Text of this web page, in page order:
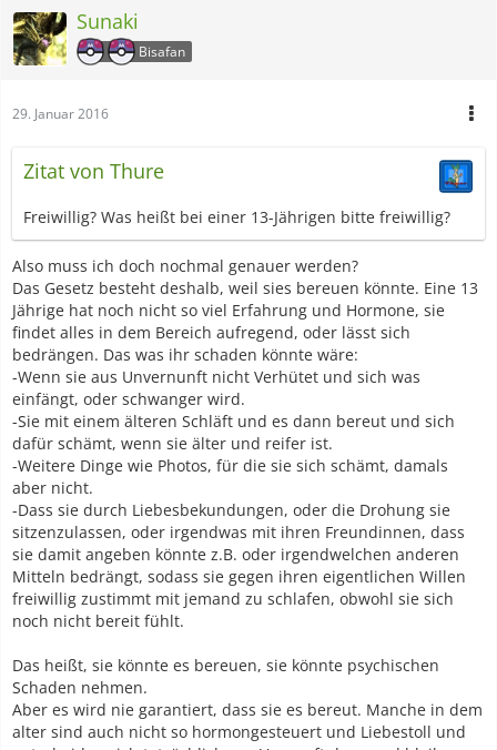
Sunaki
Bisafan
29. Januar 2016
Zitat von Thure
Freiwillig? Was heißt bei einer 13-Jährigen bitte freiwillig?
Also muss ich doch nochmal genauer werden?
Das Gesetz besteht deshalb, weil sies bereuen könnte. Eine 13
Jährige hat noch nicht so viel Erfahrung und Hormone, sie
findet alles in dem Bereich aufregend, oder lässt sich
bedrängen. Das was ihr schaden könnte wäre:
-Wenn sie aus Unvernunft nicht Verhütet und sich was
einfängt, oder schwanger wird.
-Sie mit einem älteren Schläft und es dann bereut und sich
dafür schämt, wenn sie älter und reifer ist.
-Weitere Dinge wie Photos, für die sie sich schämt, damals
aber nicht.
-Dass sie durch Liebesbekundungen, oder die Drohung sie
sitzenzulassen, oder irgendwas mit ihren Freundinnen, dass
sie damit angeben könnte z.B. oder irgendwelchen anderen
Mitteln bedrängt, sodass sie gegen ihren eigentlichen Willen
freiwillig zustimmt mit jemand zu schlafen, obwohl sie sich
noch nicht bereit fühlt.
Das heißt, sie könnte es bereuen, sie könnte psychischen
Schaden nehmen.
Aber es wird nie garantiert, dass sie es bereut. Manche in dem
alter sind auch nicht so hormongesteuert und Liebestoll und